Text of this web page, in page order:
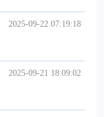
2025-09-22 07:19:18
2025-09-21 18:09:02